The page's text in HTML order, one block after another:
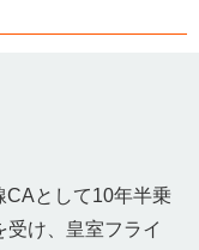
CAとして10年半乗
け、皇室フライ